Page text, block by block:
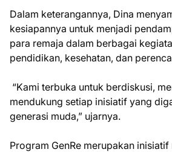
Dalam keterangannya, Dina
kesiapannya untuk menjadi
para remaja dalam berbagai
pendidikan, kesehatan, dan
“Kami terbuka untuk berdiskusi,
mendukung setiap inisiatif yang
generasi muda,” ujarnya.
Program GenRe merupakan